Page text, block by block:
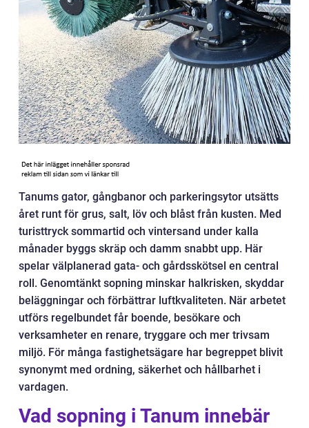
Tanums gator, gångbanor och parkeringsytor utsätts
året runt för grus, salt, löv och blåst från kusten. Med
turisttryck sommartid och vintersand under kalla
månader byggs skräp och damm snabbt upp. Här
spelar välplanerad gata- och gårdsskötsel en central
roll. Genomtänkt sopning minskar halkrisken, skyddar
beläggningar och förbättrar luftkvaliteten. När arbetet
utförs regelbundet får boende, besökare och
verksamheter en renare, tryggare och mer trivsam
miljö. För många fastighetsägare har begreppet blivit
synonymt med ordning, säkerhet och hållbarhet i
vardagen.
Vad sopning i Tanum innebär